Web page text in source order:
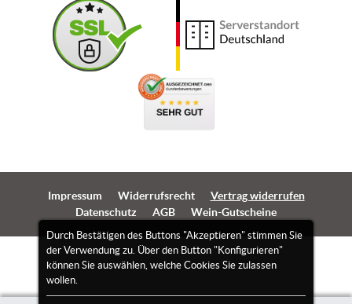
Durch Bestätigen des Buttons "Akzeptieren" stimmen Sie
der Verwendung zu. Über den Button "Konfigurieren"
können Sie auswählen, welche Cookies Sie zulassen
wollen.
Impressum Widerrufsrecht
Vertrag widerrufen
Datenschutz
AGB Wein-Gutscheine